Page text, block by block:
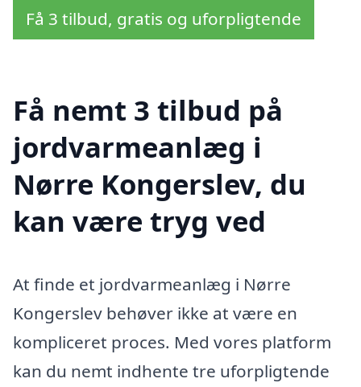
Få 3 tilbud, gratis og uforpligtende
Få nemt 3 tilbud på
jordvarmeanlæg i
Nørre Kongerslev, du
kan være tryg ved
At finde et jordvarmeanlæg i Nørre
Kongerslev behøver ikke at være en
kompliceret proces. Med vores platform
kan du nemt indhente tre uforpligtende